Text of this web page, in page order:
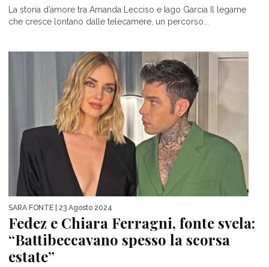
La storia d’amore tra Amanda Lecciso e Iago Garcia Il legame
che cresce lontano dalle telecamere, un percorso...
SARA FONTE | 23 Agosto 2024
Fedez e Chiara Ferragni, fonte svela:
“Battibeccavano spesso la scorsa
estate”